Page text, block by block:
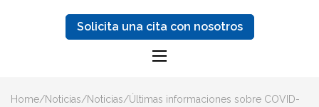
Solicita una cita con nosotros
Home/Noticias/Noticias/Últimas informaciones sobre COVID-